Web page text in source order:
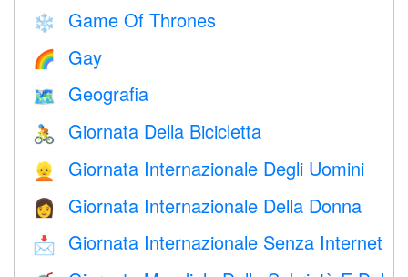
❄️ Game Of Thrones
🌈 Gay
🗺 Geografia
🚴 Giornata Della Bicicletta
👱 Giornata Internazionale Degli Uomini
👩 Giornata Internazionale Della Donna
📩 Giornata Internazionale Senza Internet